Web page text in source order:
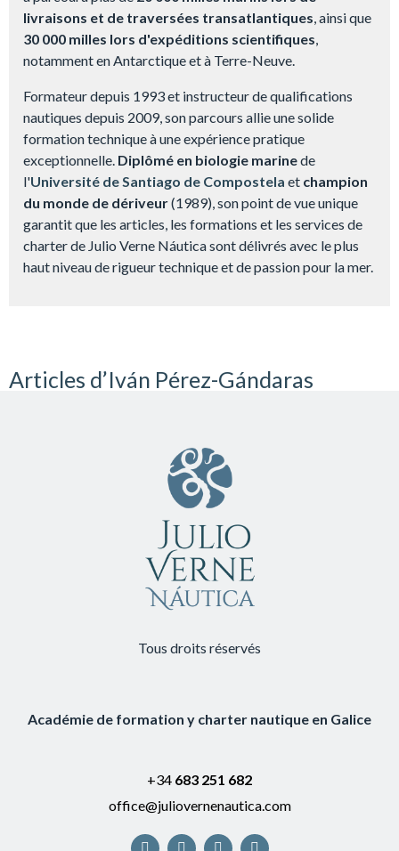
livraisons et de traversées transatlantiques, ainsi que
30 000 milles lors d'expéditions scientifiques,
notamment en Antarctique et à Terre-Neuve.
Formateur depuis 1993 et instructeur de qualifications
nautiques depuis 2009, son parcours allie une solide
formation technique à une expérience pratique
exceptionnelle. Diplômé en biologie marinede
l'Université de Santiago de Compostela et champion
du monde de dériveur(1989), son point de vue unique
garantit que les articles, les formations et les services de
charter de Julio Verne Náutica sont délivrés avec le plus
haut niveau de rigueur technique et de passion pour la mer.
Articles d’Iván Pérez-Gándaras
Tous droits réservés
Académie de formation y charter nautique en Galice
+34 683 251 682
office@juliovernenautica.com